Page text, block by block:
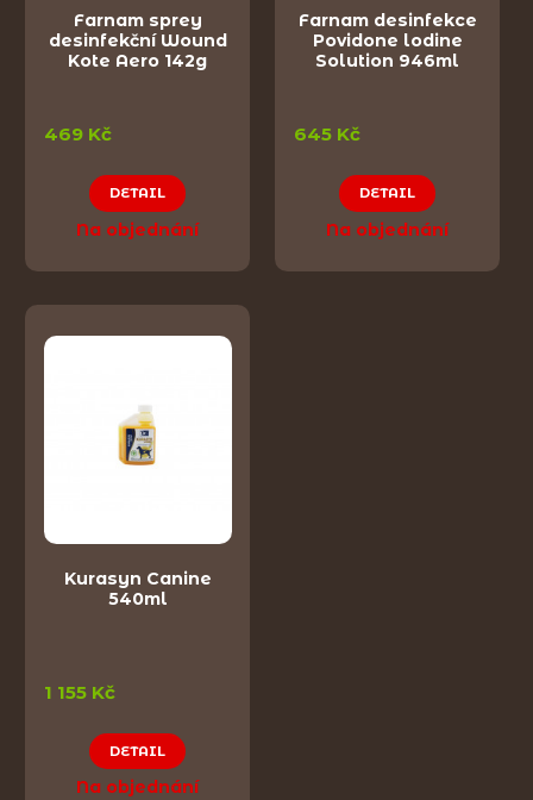
Farnam sprey
desinfekční Wound
Kote Aero 142g
469 Kč
DETAIL
Na objednání
Farnam desinfekce
Povidone lodine
Solution 946ml
645 Kč
DETAIL
Na objednání
Kurasyn Canine
540ml
1 155 Kč
DETAIL
Na objednání